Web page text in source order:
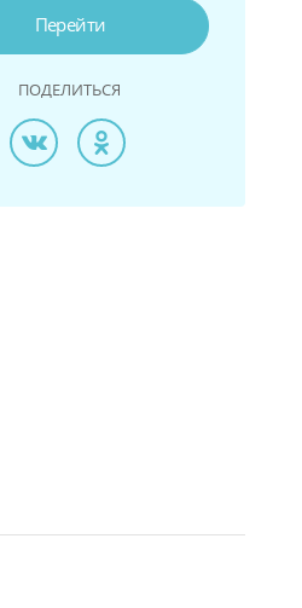
Перейти
ПОДЕЛИТЬСЯ